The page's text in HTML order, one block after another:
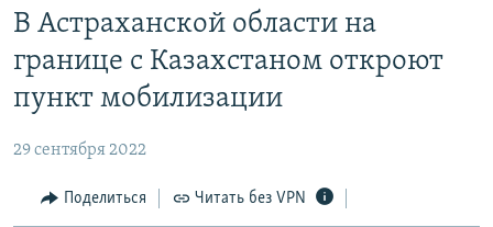
доступа
основному
Вернутся
ПОДКАСТЫ
АВТОРСКИЕ ПРОЕКТЫ
МНЕНИЯ
КУЛЬТУРА
В Астраханской области на
границе с Казахстаном откроют
пункт мобилизации
29 сентября 2022
Поделиться Читать без VPN